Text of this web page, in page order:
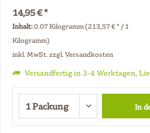
14,95 € *
Inhalt:0.07 Kilogramm (213,57 € * / 1
Kilogramm)
inkl. MwSt. zzgl. Versandkosten
Versandfertig in 3-4 Werktagen,
In